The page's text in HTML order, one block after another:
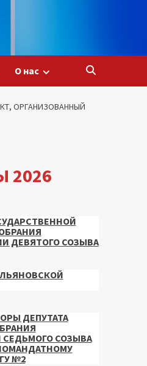
О нас
ОРГАНИЗОВАННЫЙ
2026
ДЕВЯТОГО СОЗЫВА
ДЕПУТАТА
СОЗЫВА
№2